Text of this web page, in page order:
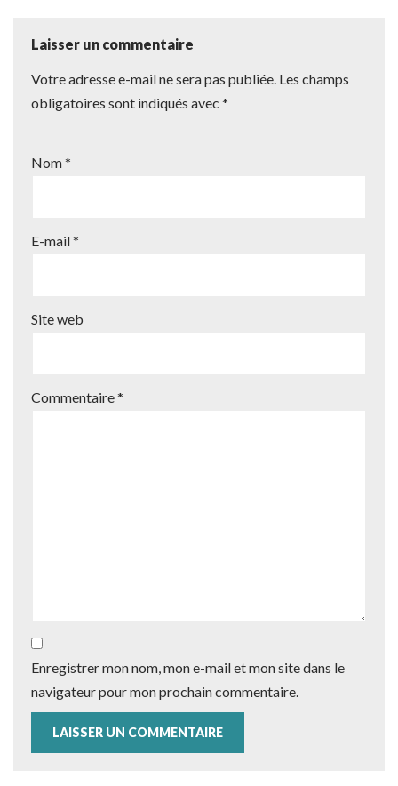
Laisser un commentaire
Votre adresse e-mail ne sera pas publiée. Les champs
obligatoires sont indiqués avec *
Nom*
E-mail*
Site web
Commentaire*
Enregistrer mon nom, mon e-mail et mon site dans le
navigateur pour mon prochain commentaire.